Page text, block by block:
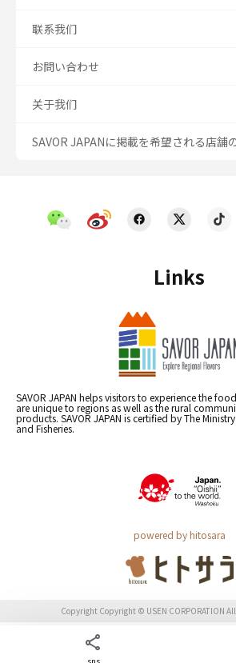
Links
SAVOR JAPAN helps visitors to experience the
are unique to regions as well as the rural
products. SAVOR JAPAN is certified by The
and Fisheries.
powered by hitosara
联系我们
お問い合わせ
关于我们
SAVOR JAPANに掲載を希望される店舗
Copyright Copyright © USEN CORPORATION